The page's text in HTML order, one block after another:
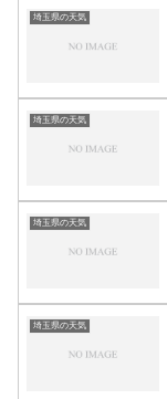
埼玉県の天気
埼玉県の天気
埼玉県の天気
埼玉県の天気